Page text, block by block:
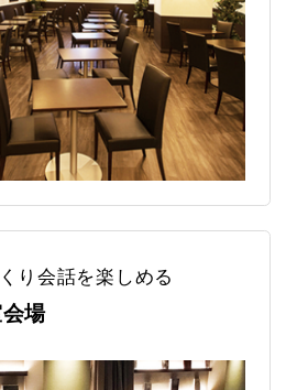
り会話を楽しめる
場